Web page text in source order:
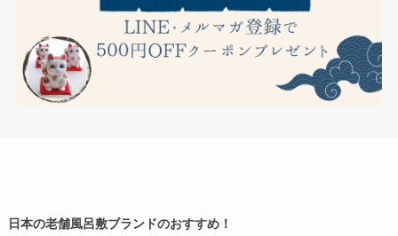
日本の老舗風呂敷ブランドのおすすめ！